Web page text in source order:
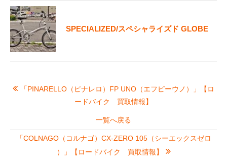
SPECIALIZED/スペシャライズド GLOBE
「PINARELLO（ピナレロ）FP UNO（エフピーウノ）」【ロ
ードバイク 買取情報】
一覧へ戻る
「COLNAGO（コルナゴ）CX-ZERO 105（シーエックスゼロ
）」【ロードバイク 買取情報】